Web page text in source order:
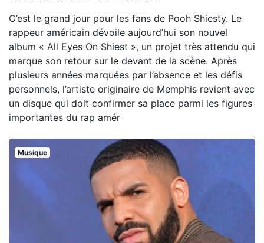
C’est le grand jour pour les fans de Pooh Shiesty. Le
rappeur américain dévoile aujourd’hui son nouvel
album « All Eyes On Shiest », un projet très attendu qui
marque son retour sur le devant de la scène. Après
plusieurs années marquées par l’absence et les défis
personnels, l’artiste originaire de Memphis revient avec
un disque qui doit confirmer sa place parmi les figures
importantes du rap amér
Musique